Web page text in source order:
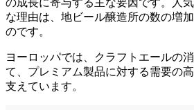
な理由は、地ビール醸造所の数の増
のです。
ヨーロッパでは、クラフトエールの
て、プレミアム製品に対する需要の
支えています。